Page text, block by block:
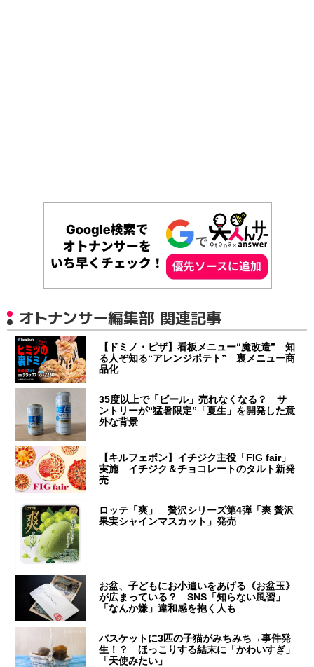
オトナンサー編集部 関連記事
【ドミノ・ピザ】看板メニュー“魔改造” 知
る人ぞ知る“アレンジポテト” 裏メニュー商
品化
35度以上で「ビール」売れなくなる？ サ
ントリーが“猛暑限定”「夏生」を開発した意
外な背景
【キルフェボン】イチジク主役「FIG fair」
実施 イチジク＆チョコレートのタルト新発
売
ロッテ「爽」 贅沢シリーズ第4弾「爽 贅沢
果実シャインマスカット」発売
お盆、子どもにお小遣いをあげる《お盆玉》
が広まっている？ SNS「知らない風習」
「なんか嫌」違和感を抱く人も
バスケットに3匹の子猫がみちみち→事件発
生！？ ほっこりする結末に「かわいすぎ」
「天使みたい」